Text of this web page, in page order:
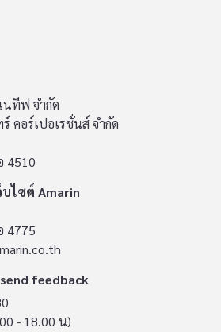
นทีฟ จำกัด
คอร์เปอเรชั่นส์ จำกัด
4510
ไซต์ Amarin
4775
feedback
- 18.00 น)